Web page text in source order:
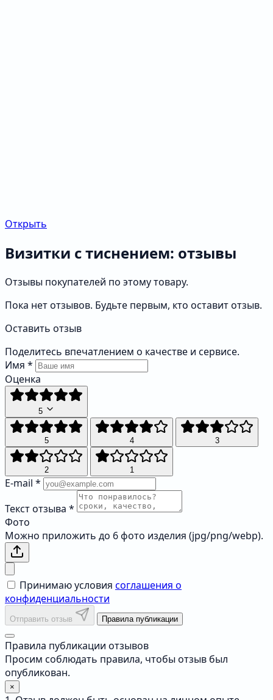
Открыть
Визитки с тиснением: отзывы
Отзывы покупателей по этому товару.
Пока нет отзывов. Будьте первым, кто оставит отзыв.
Оставить отзыв
Поделитесь впечатлением о качестве и сервисе.
Имя *
Оценка
5
5 4 3
2 1
E-mail *
Текст отзыва *
Фото
Можно приложить до 6 фото изделия (jpg/png/webp).
Принимаю условия соглашения о
конфиденциальности
Отправить отзыв Правила публикации
Правила публикации отзывов
Просим соблюдать правила, чтобы отзыв был
опубликован.
×